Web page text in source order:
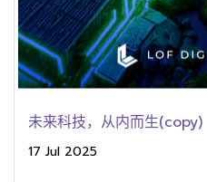
未来科技，从内而生(copy)
17 Jul 2025